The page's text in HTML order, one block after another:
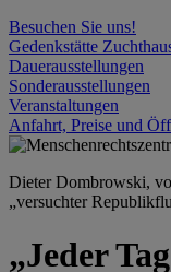
Besuchen Sie uns!
Gedenkstätte
Dauerausstellungen
Sonderausstellungen
Veranstaltungen
Anfahrt, Preise und
Dieter Dombrowski,
„versuchter
„Jeder